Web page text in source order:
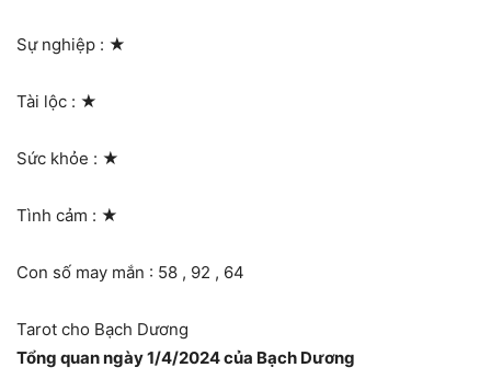
Sự nghiệp : ★
Tài lộc : ★
Sức khỏe : ★
Tình cảm : ★
Con số may mắn : 58 , 92 , 64
Tarot cho Bạch Dương
Tổng quan ngày 1/4/2024 của Bạch Dương